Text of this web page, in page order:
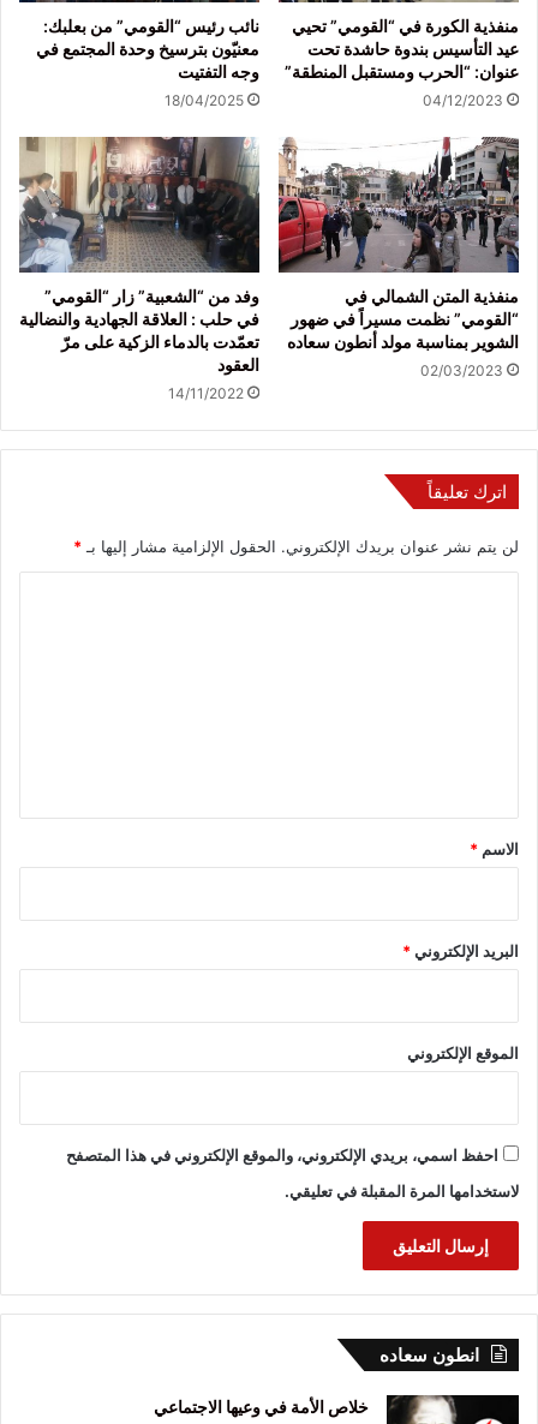
منفذية الكورة في “القومي” تحيي
عيد التأسيس بندوة حاشدة تحت
عنوان: “الحرب ومستقبل المنطقة”
04/12/2023
نائب رئيس “القومي” من بعلبك:
معنيّون بترسيخ وحدة المجتمع في
وجه التفتيت
18/04/2025
منفذية المتن الشمالي في
“القومي” نظمت مسيراً في ضهور
الشوير بمناسبة مولد أنطون سعاده
02/03/2023
وفد من “الشعبية” زار “القومي”
في حلب : العلاقة الجهادية والنضالية
تعمّدت بالدماء الزكية على مرّ
العقود
14/11/2022
اترك تعليقاً
لن يتم نشر عنوان بريدك الإلكتروني. الحقول الإلزامية مشار إليها بـ *
*
الاسم *
البريد الإلكتروني*
الموقع الإلكتروني
احفظ اسمي، بريدي الإلكتروني، والموقع الإلكتروني في هذا المتصفح
لاستخدامها المرة المقبلة في تعليقي.
انطون سعاده
خلاص الأمة في وعيها الاجتماعي